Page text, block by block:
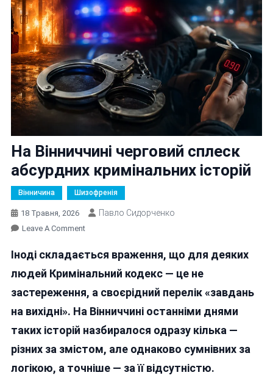
На Вінниччині черговий сплеск
абсурдних кримінальних історій
Вінничина Шизофренія
18 Травня, 2026 Павло Сидорченко
Leave A CommentOn
Вінниччині
Черговий
Абсурдних
Кримінальних
Історій
Іноді складається враження, що для деяких
людей Кримінальний кодекс — це не
застереження, а своєрідний перелік «завдань
на вихідні». На Вінниччині останніми днями
таких історій назбиралося одразу кілька —
різних за змістом, але однаково сумнівних за
логікою, а точніше — за її відсутністю.